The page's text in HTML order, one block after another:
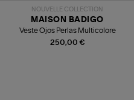
NOUVELLE COLLECTION
250,00 €
MAISON BADIGO
Veste Ojos Perlas Multicolore